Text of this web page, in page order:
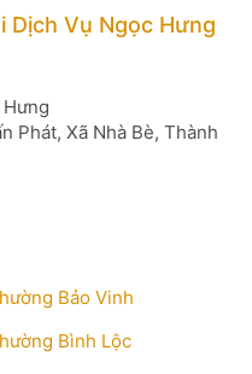
Dịch Vụ Ngọc Hưng
Phát, Xã Nhà Bè, Thành
Bảo Vinh
Bình Lộc